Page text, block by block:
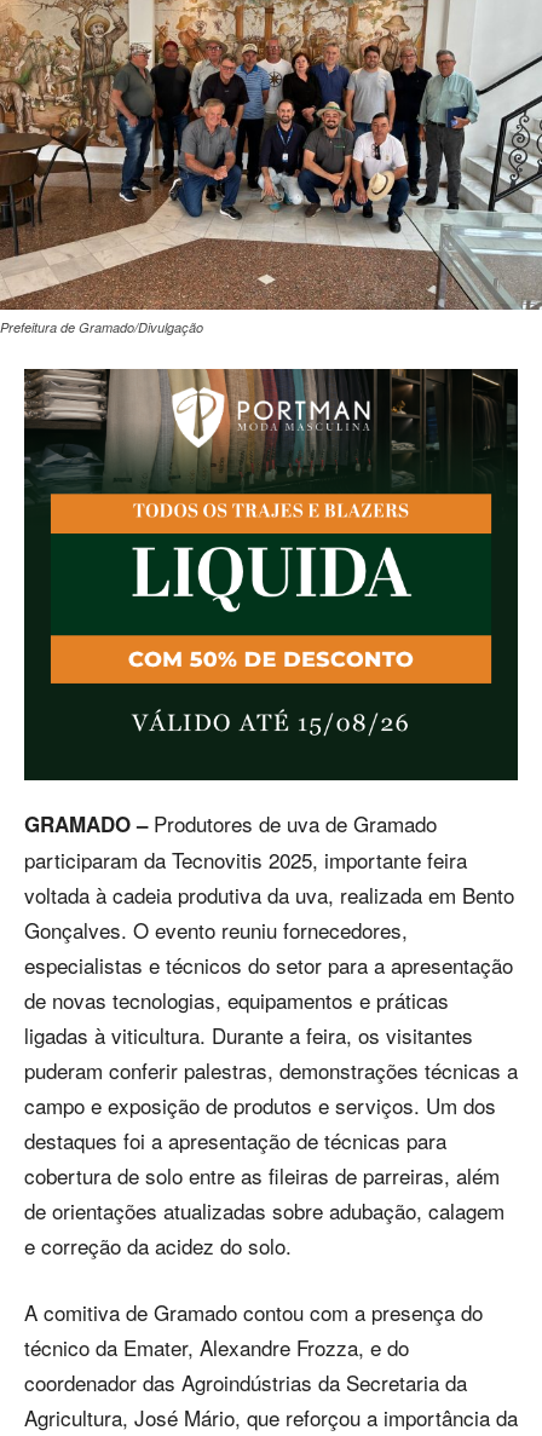
Prefeitura de Gramado/Divulgação
GRAMADO –Produtores de uva de Gramado
participaram da Tecnovitis 2025, importante feira
voltada à cadeia produtiva da uva, realizada em Bento
Gonçalves. O evento reuniu fornecedores,
especialistas e técnicos do setor para a apresentação
de novas tecnologias, equipamentos e práticas
ligadas à viticultura. Durante a feira, os visitantes
puderam conferir palestras, demonstrações técnicas a
campo e exposição de produtos e serviços. Um dos
destaques foi a apresentação de técnicas para
cobertura de solo entre as fileiras de parreiras, além
de orientações atualizadas sobre adubação, calagem
e correção da acidez do solo.
A comitiva de Gramado contou com a presença do
técnico da Emater, Alexandre Frozza, e do
coordenador das Agroindústrias da Secretaria da
Agricultura, José Mário, que reforçou a importância da